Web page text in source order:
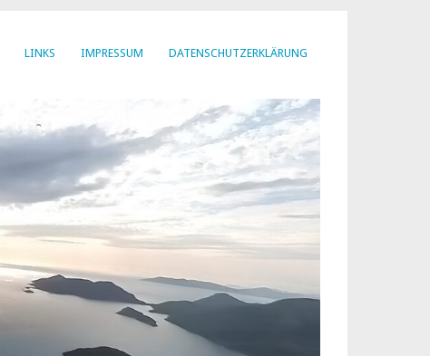
LINKS IMPRESSUM DATENSCHUTZERKLÄRUNG